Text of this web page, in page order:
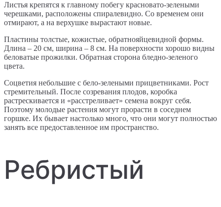
Листья крепятся к главному побегу красновато-зелеными
черешками, расположены спиралевидно. Со временем они
отмирают, а на верхушке вырастают новые.
Пластины толстые, кожистые, обратнояйцевидной формы.
Длина – 20 см, ширина – 8 см. На поверхности хорошо видны
беловатые прожилки. Обратная сторона бледно-зеленого
цвета.
Соцветия небольшие с бело-зелеными прицветниками. Рост
стремительный. После созревания плодов, коробка
растрескивается и «расстреливает» семена вокруг себя.
Поэтому молодые растения могут прорасти в соседнем
горшке. Их бывает настолько много, что они могут полностью
занять все предоставленное им пространство.
Ребристый